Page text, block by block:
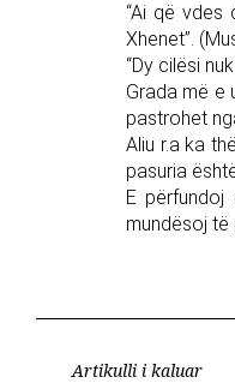
“Ai që vdes
Xhenet”.
“Dy cilësi
Grada më e
pastrohet
Aliu r.a ka
pasuria
E përfundoj
mundësoj të
Artikulli i kaluar